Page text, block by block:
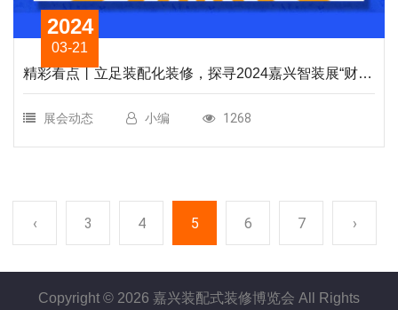
2024
03-21
精彩看点丨立足装配化装修，探寻2024嘉兴智装展“财富
密码”
展会动态 小编 1268
‹ 3 4 5 6 7 ›
Copyright © 2026 嘉兴装配式装修博览会 All Rights